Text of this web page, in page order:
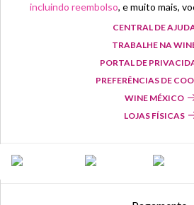
incluindo reembolso, e muito mais,
CENTRAL DE
TRABALHE NA
PORTAL DE
PREFERÊNCIAS DE
WINE MÉXICO
LOJAS FÍSICAS